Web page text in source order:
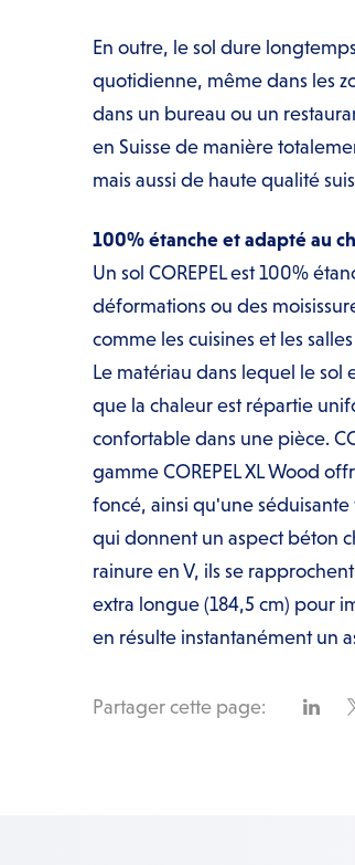
En outre, le sol dure
quotidienne, même dans les
dans un bureau ou un
en Suisse de manière
mais aussi de haute qualité
100% étanche et adapté au
Un sol COREPEL est 100%
déformations ou des
comme les cuisines et les
Le matériau dans lequel le
que la chaleur est répartie
confortable dans une pièce.
gamme COREPEL XL Wood
foncé, ainsi qu'une séduisante
qui donnent un aspect béton
rainure en V, ils se
extra longue (184,5 cm) pour
en résulte instantanément un
Partager cette page: